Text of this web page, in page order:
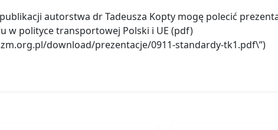
autorstwa dr Tadeusza Kopty mogę polecić
w polityce transportowej Polski i UE (pdf)
download/prezentacje/0911-standardy-tk1.pdf\”)